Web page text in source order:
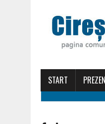
START